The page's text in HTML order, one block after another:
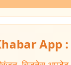
App :